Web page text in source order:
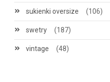
sukienki oversize (106)
swetry (187)
vintage (48)